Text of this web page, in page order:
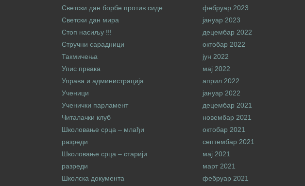
Светски дан борбе против сиде
Светски дан мира
Стоп насиљу !!!
Стручни сарадници
Такмичења
Упис првака
Управа и администрација
Ученици
Ученички парламент
Читалачки клуб
Школовање срца – млађи
разреди
Школовање срца – старији
разреди
Школска документа
фебруар 2023
јануар 2023
децембар 2022
октобар 2022
јун 2022
мај 2022
април 2022
јануар 2022
децембар 2021
новембар 2021
октобар 2021
септембар 2021
мај 2021
март 2021
фебруар 2021